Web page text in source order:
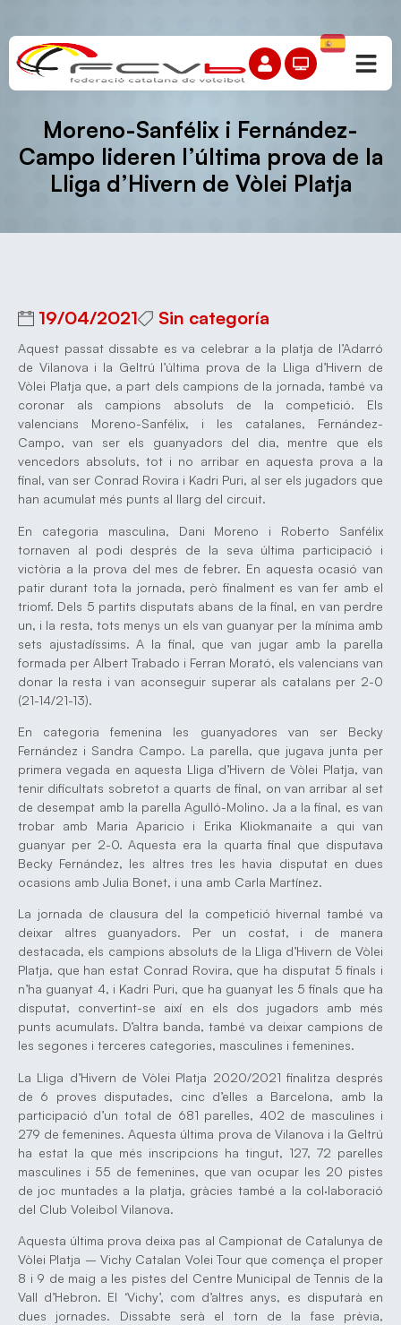
Moreno-Sanfélix i Fernández-
Campo lideren l’última prova de la
Lliga d’Hivern de Vòlei Platja
19/04/2021 Sin categoría
Aquest passat dissabte es va celebrar a la platja de l’Adarró
de Vilanova i la Geltrú l’última prova de la Lliga d’Hivern de
Vòlei Platja que, a part dels campions de la jornada, també va
coronar als campions absoluts de la competició. Els
valencians Moreno-Sanfélix, i les catalanes, Fernández-
Campo, van ser els guanyadors del dia, mentre que els
vencedors absoluts, tot i no arribar en aquesta prova a la
final, van ser Conrad Rovira i Kadri Puri, al ser els jugadors que
han acumulat més punts al llarg del circuit.
En categoria masculina, Dani Moreno i Roberto Sanfélix
tornaven al podi després de la seva última participació i
victòria a la prova del mes de febrer. En aquesta ocasió van
patir durant tota la jornada, però finalment es van fer amb el
triomf. Dels 5 partits disputats abans de la final, en van perdre
un, i la resta, tots menys un els van guanyar per la mínima amb
sets ajustadíssims. A la final, que van jugar amb la parella
formada per Albert Trabado i Ferran Morató, els valencians van
donar la resta i van aconseguir superar als catalans per 2-0
(21-14/21-13).
En categoria femenina les guanyadores van ser Becky
Fernández i Sandra Campo. La parella, que jugava junta per
primera vegada en aquesta Lliga d’Hivern de Vòlei Platja, van
tenir dificultats sobretot a quarts de final, on van arribar al set
de desempat amb la parella Agulló-Molino. Ja a la final, es van
trobar amb Maria Aparicio i Erika Kliokmanaite a qui van
guanyar per 2-0. Aquesta era la quarta final que disputava
Becky Fernández, les altres tres les havia disputat en dues
ocasions amb Julia Bonet, i una amb Carla Martínez.
La jornada de clausura del la competició hivernal també va
deixar altres guanyadors. Per un costat, i de manera
destacada, els campions absoluts de la Lliga d’Hivern de Vòlei
Platja, que han estat Conrad Rovira, que ha disputat 5 finals i
n’ha guanyat 4, i Kadri Puri, que ha guanyat les 5 finals que ha
disputat, convertint-se així en els dos jugadors amb més
punts acumulats. D’altra banda, també va deixar campions de
les segones i terceres categories, masculines i femenines.
La Lliga d’Hivern de Vòlei Platja 2020/2021 finalitza després
de 6 proves disputades, cinc d’elles a Barcelona, amb la
participació d’un total de 681 parelles, 402 de masculines i
279 de femenines. Aquesta última prova de Vilanova i la Geltrú
ha estat la que més inscripcions ha tingut, 127, 72 parelles
masculines i 55 de femenines, que van ocupar les 20 pistes
de joc muntades a la platja, gràcies també a la col·laboració
del Club Voleibol Vilanova.
Aquesta última prova deixa pas al Campionat de Catalunya de
Vòlei Platja – Vichy Catalan Volei Tour que comença el proper
8 i 9 de maig a les pistes del Centre Municipal de Tennis de la
Vall d’Hebron. El ‘Vichy’, com d’altres anys, es disputarà en
dues jornades. Dissabte serà el torn de la fase prèvia,